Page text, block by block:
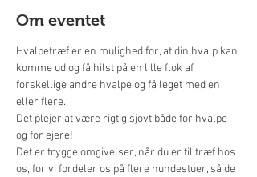
Om eventet
Hvalpetræf er en mulighed for, at din hvalp kan
komme ud og få hilst på en lille flok af
forskellige andre hvalpe og få leget med en
eller flere.
Det plejer at være rigtig sjovt både for hvalpe
og for ejere!
Det er trygge omgivelser, når du er til træf hos
os, for vi fordeler os på flere hundestuer, så de